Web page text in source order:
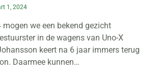
1, 2024
we een bekend gezicht
in de wagens van Uno-X
keert na 6 jaar immers terug
Daarmee kunnen…